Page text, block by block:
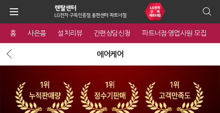
홈 사은품 설치리뷰 간편상담신청 파트너점·영업사원 모집
에어케어